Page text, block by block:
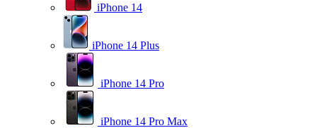
iPhone 14
iPhone 14 Plus
iPhone 14 Pro
iPhone 14 Pro Max